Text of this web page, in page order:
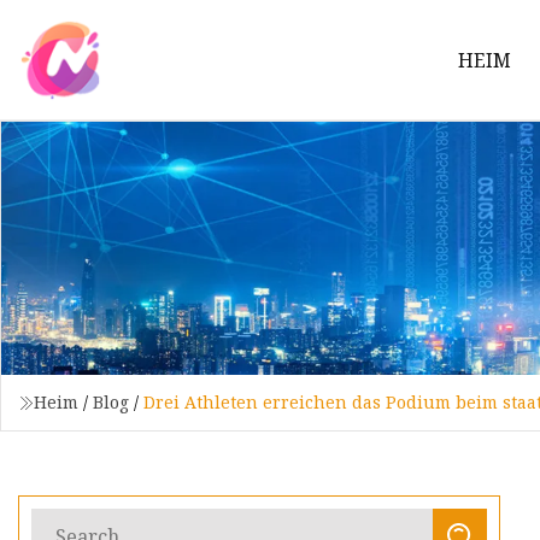
HEIM
Heim / Blog / Drei Athleten erreichen das Podium beim